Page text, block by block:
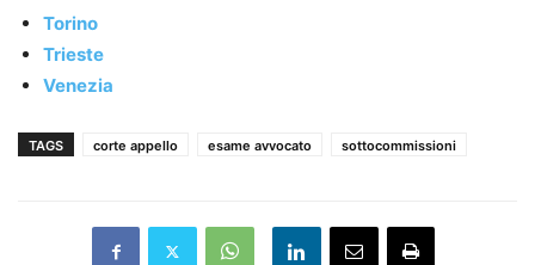
Torino
Trieste
Venezia
TAGS corte appello esame avvocato sottocommissioni